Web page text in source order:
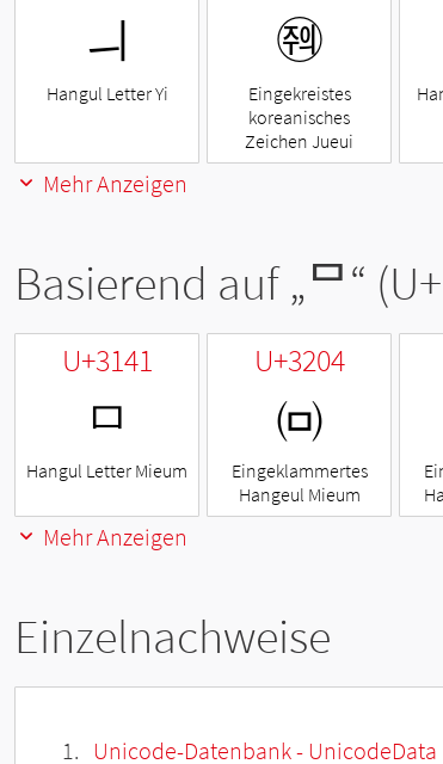
ㅢ
Hangul Letter Yi
㉽
Eingekreistes
koreanisches
Zeichen Jueui
Mehr Anzeigen
Basierend auf „ᄆ“
U+3141
ㅁ
Hangul Letter Mieum
U+3204
㈄
Eingeklammertes
Hangeul Mieum
Mehr Anzeigen
Einzelnachweise
Unicode-Datenbank - UnicodeData